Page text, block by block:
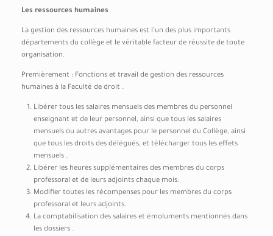
Les ressources humaines
La gestion des ressources humaines est l’un des plus importants
départements du collège et le véritable facteur de réussite de toute
organisation.
Premièrement : Fonctions et travail de gestion des ressources
humaines à la Faculté de droit .
Libérer tous les salaires mensuels des membres du personnel
enseignant et de leur personnel, ainsi que tous les salaires
mensuels ou autres avantages pour le personnel du Collège, ainsi
que tous les droits des délégués, et télécharger tous les effets
mensuels .
Libérer les heures supplémentaires des membres du corps
professoral et de leurs adjoints chaque mois.
Modifier toutes les récompenses pour les membres du corps
professoral et leurs adjoints.
La comptabilisation des salaires et émoluments mentionnés dans
les dossiers .